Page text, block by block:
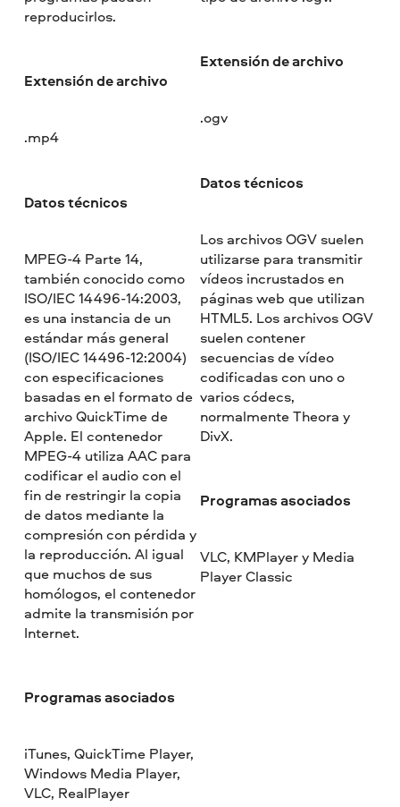
reproducirlos.
Extensión de archivo
.mp4
Datos técnicos
MPEG-4 Parte 14,
también conocido como
ISO/IEC 14496-14:2003,
es una instancia de un
estándar más general
(ISO/IEC 14496-12:2004)
con especificaciones
basadas en el formato de
archivo QuickTime de
Apple. El contenedor
MPEG-4 utiliza AAC para
codificar el audio con el
fin de restringir la copia
de datos mediante la
compresión con pérdida y
la reproducción. Al igual
que muchos de sus
homólogos, el contenedor
admite la transmisión por
Internet.
Programas asociados
iTunes, QuickTime Player,
Windows Media Player,
VLC, RealPlayer
Extensión de archivo
.ogv
Datos técnicos
Los archivos OGV suelen
utilizarse para transmitir
vídeos incrustados en
páginas web que utilizan
HTML5. Los archivos OGV
suelen contener
secuencias de vídeo
codificadas con uno o
varios códecs,
normalmente Theora y
DivX.
Programas asociados
VLC, KMPlayer y Media
Player Classic